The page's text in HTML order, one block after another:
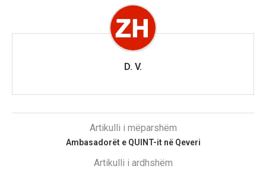
D. V.
Artikulli i mëparshëm
Ambasadorët e QUINT-it në Qeveri
Artikulli i ardhshëm